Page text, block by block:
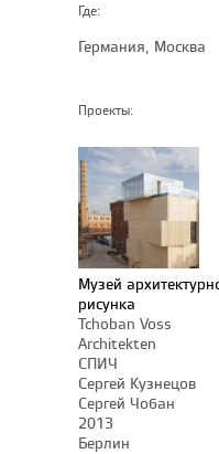
Где:
Германия, Москва
Проекты:
Музей
рисунка
Tchoban Voss
Architekten
СПИЧ
Сергей Кузнецов
Сергей Чобан
2013
Берлин